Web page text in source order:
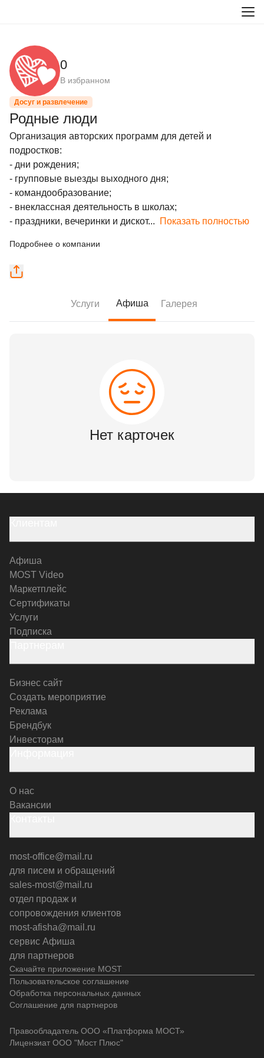
0
В избранном
Досуг и развлечение
Родные люди
Организация авторских программ для детей и
подростков:
- дни рождения;
- групповые выезды выходного дня;
- командообразование;
- внеклассная деятельность в школах;
- праздники, вечеринки и дискот... Показать полностью
Подробнее о компании
Услуги Афиша Галерея
Нет карточек
Скачайте приложение MOST
Афиша
MOST Video
Маркетплейс
Сертификаты
Услуги
Подписка
Бизнес сайт
Создать мероприятие
Реклама
Брендбук
Инвесторам
О нас
Вакансии
most-office@mail.ru
для писем и обращений
sales-most@mail.ru
отдел продаж и
сопровождения клиентов
most-afisha@mail.ru
сервис Афиша
для партнеров
Пользовательское соглашение
Обработка персональных данных
Соглашение для партнеров
Правообладатель ООО «Платформа МОСТ»
Лицензиат ООО "Мост Плюс"